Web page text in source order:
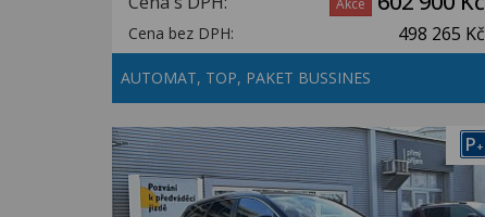
Cena bez DPH: 498 265 Kč
AUTOMAT, TOP, PAKET BUSSINES
P+